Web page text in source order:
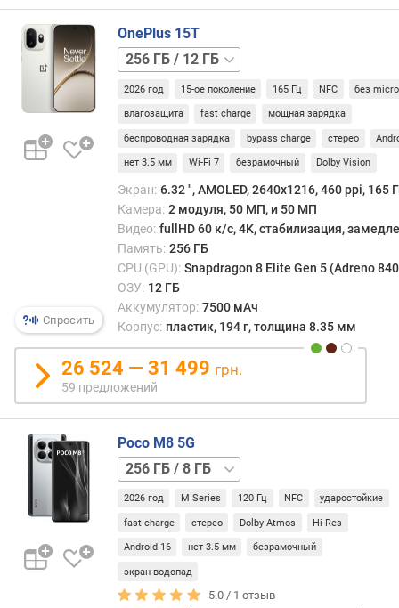
С
г
л
н
а
щ
и
т
а
э
к
р
а
е
с
Спросить
OnePlus 15T
256 ГБ
/
16 ГБ512 ГБ
16 ГБ
16 ГБ
2026 год 15-ое поколение 165 Гц NFC без
влагозащита fast charge мощная зарядка
беспроводная зарядка bypass charge стерео
нет 3.5 мм Wi-Fi 7 безрамочный Dolby Vision
Экран: 6.32 ", AMOLED, 2640x1216, 460 ppi, 165
Камера: 2 модуля, 50 МП, и 50 МП
Видео: fullHD 60 к/с, 4K, стабилизация,
Память: 256 ГБ
CPU (GPU): Snapdragon 8 Elite Gen 5 (Adreno
ОЗУ: 12 ГБ
Аккумулятор: 7500 мАч
Корпус: пластик, 194 г, толщина 8.35 мм
26 524 — 31 499 грн.
59 предложений
Poco M8 5G
512 ГБ
/
8 ГБ512 ГБ
12 ГБ
2026 год M Series 120 Гц NFC ударостойкие
fast charge стерео Dolby Atmos Hi-Res
Android 16 нет 3.5 мм безрамочный
экран-водопад
5.0 / 1 отзыв